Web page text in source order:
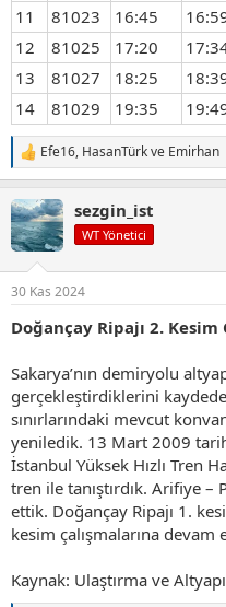
11
81023 16:45
12
81025 17:20
13
81027 18:25
14
81029 19:35
T
e
k
i
l
:
Efe16, HasanTürkve Emirhan
sezgin_ist
WT Yönetici
30 Kas 2024
Doğançay Ripajı 2.
Sakarya’nın demiryolu
gerçekleştirdiklerini
sınırlarındaki mevcut
yeniledik. 13 Mart 2009
İstanbul Yüksek Hızlı Tren
tren ile tanıştırdık. Arifiye –
ettik. Doğançay Ripajı 1.
kesim çalışmalarına
Kaynak: Ulaştırma ve